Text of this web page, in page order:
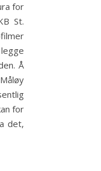
for
St.
Å
for
det,